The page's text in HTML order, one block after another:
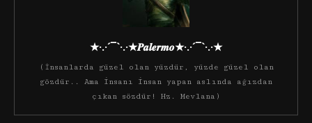
★·.·´¯`·.·★𝑷𝒂𝒍𝒆𝒓𝒎𝒐★·.·´¯`·.·★
(İnsanlarda güzel olan yüzdür, yüzde güzel olan
gözdür.. Ama insanı insan yapan aslında ağızdan
çıkan sözdür! Hz. Mevlana)